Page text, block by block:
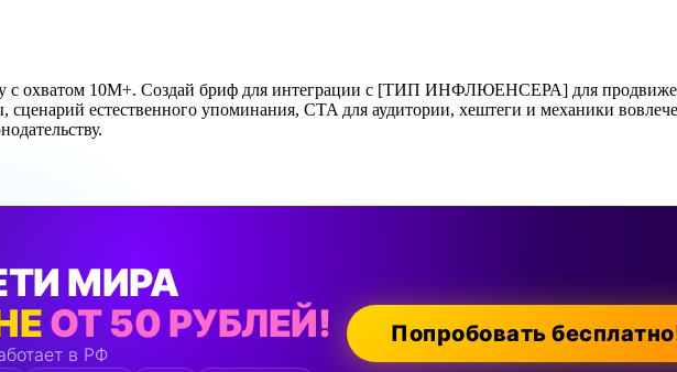
с охватом 10M+. Создай бриф для интеграции с [ТИП ИНФЛЮЕНСЕРА] для
сценарий естественного упоминания, CTA для аудитории, хештеги и механики
МИРА
ОТ 50 РУБЛЕЙ!
в РФ
Попробовать